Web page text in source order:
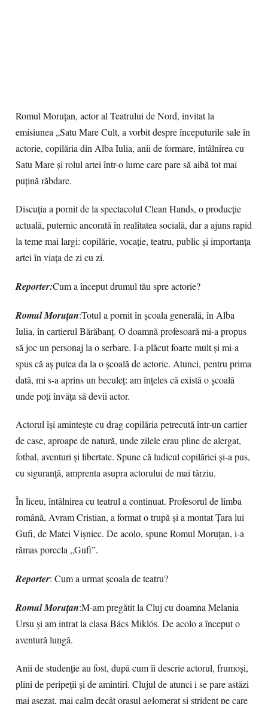
Romul Moruțan, actor al Teatrului de Nord, invitat la
emisiunea „Satu Mare Cult, a vorbit despre începuturile sale în
actorie, copilăria din Alba Iulia, anii de formare, întâlnirea cu
Satu Mare și rolul artei într-o lume care pare să aibă tot mai
puțină răbdare.
Discuția a pornit de la spectacolul Clean Hands, o producție
actuală, puternic ancorată în realitatea socială, dar a ajuns rapid
la teme mai largi: copilărie, vocație, teatru, public și importanța
artei în viața de zi cu zi.
Reporter:Cum a început drumul tău spre actorie?
Romul Moruțan:Totul a pornit în școala generală, în Alba
Iulia, în cartierul Bărăbanț. O doamnă profesoară mi-a propus
să joc un personaj la o serbare. I-a plăcut foarte mult și mi-a
spus că aș putea da la o școală de actorie. Atunci, pentru prima
dată, mi s-a aprins un beculeț: am înțeles că există o școală
unde poți învăța să devii actor.
Actorul își amintește cu drag copilăria petrecută într-un cartier
de case, aproape de natură, unde zilele erau pline de alergat,
fotbal, aventuri și libertate. Spune că ludicul copilăriei și-a pus,
cu siguranță, amprenta asupra actorului de mai târziu.
În liceu, întâlnirea cu teatrul a continuat. Profesorul de limba
română, Avram Cristian, a format o trupă și a montat Țara lui
Gufi, de Matei Vișniec. De acolo, spune Romul Moruțan, i-a
rămas porecla „Gufi”.
Reporter: Cum a urmat școala de teatru?
Romul Moruțan:M-am pregătit la Cluj cu doamna Melania
Ursu și am intrat la clasa Bács Miklós. De acolo a început o
aventură lungă.
Anii de studenție au fost, după cum îi descrie actorul, frumoși,
plini de peripeții și de amintiri. Clujul de atunci i se pare astăzi
mai așezat, mai calm decât orașul aglomerat și strident pe care